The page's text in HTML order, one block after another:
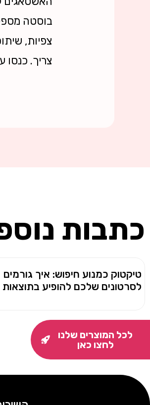
בוסטה
צפיות,
צריך. כנסו
כתבות
טיקטוק כמנוע חיפוש: איך גורמים
לסרטונים שלכם להופיע בתוצאות
לכל המוצרים שלנו
לחצו כאן